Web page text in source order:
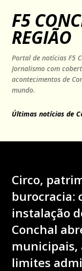
Pular
F5
REGIÃO
Portal de notícias F5
Jornalismo com
acontecimentos de
mundo.
Últimas notícias de
Circo,
burocracia:
instalação
Conchal
municipais,
limites